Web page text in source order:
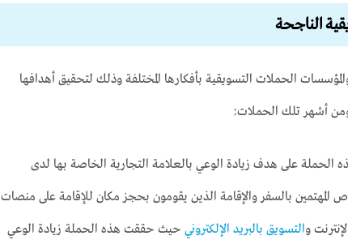
الناجحة
الحملات التسويقية بأفكارها المختلفة وذلك لتحقيق أهدافها
ومن أشهر تلك الحملات:
الحملة على هدف زيادة الوعي بالعلامة التجارية الخاصة بها لدى
المهتمين بالسفر والإقامة الذين يقومون بحجز مكان للإقامة على منصات
والتسويق بالبريد الإلكترونيحيث حققت هذه الحملة زيادة الوعي